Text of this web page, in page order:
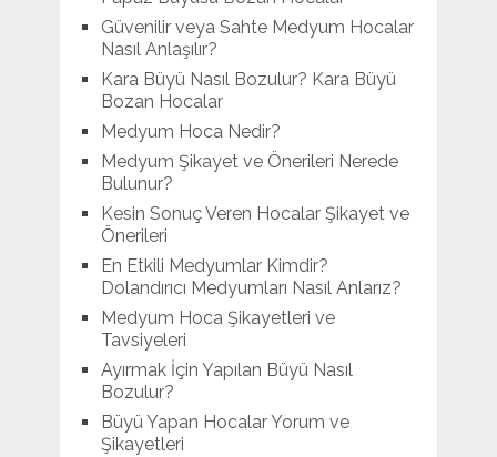
Güvenilir veya Sahte Medyum Hocalar
Nasıl Anlaşılır?
Kara Büyü Nasıl Bozulur? Kara Büyü
Bozan Hocalar
Medyum Hoca Nedir?
Medyum Şikayet ve Önerileri Nerede
Bulunur?
Kesin Sonuç Veren Hocalar Şikayet ve
Önerileri
En Etkili Medyumlar Kimdir?
Dolandırıcı Medyumları Nasıl Anlarız?
Medyum Hoca Şikayetleri ve
Tavsiyeleri
Ayırmak İçin Yapılan Büyü Nasıl
Bozulur?
Büyü Yapan Hocalar Yorum ve
Şikayetleri